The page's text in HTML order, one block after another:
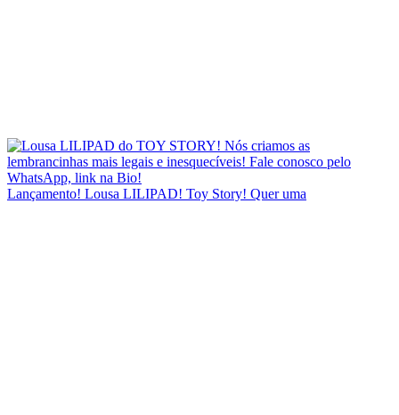
Lançamento! Lousa LILIPAD! Toy Story! Quer uma